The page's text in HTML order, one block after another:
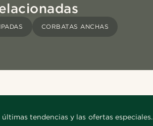
CORBATAS ANCHAS
tendencias y las ofertas especiales.